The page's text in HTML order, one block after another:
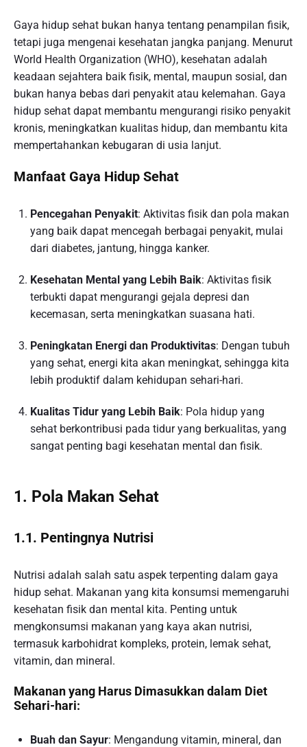
Gaya hidup sehat bukan hanya tentang penampilan fisik,
tetapi juga mengenai kesehatan jangka panjang. Menurut
World Health Organization (WHO), kesehatan adalah
keadaan sejahtera baik fisik, mental, maupun sosial, dan
bukan hanya bebas dari penyakit atau kelemahan. Gaya
hidup sehat dapat membantu mengurangi risiko penyakit
kronis, meningkatkan kualitas hidup, dan membantu kita
mempertahankan kebugaran di usia lanjut.
Manfaat Gaya Hidup Sehat
Pencegahan Penyakit: Aktivitas fisik dan pola makan
yang baik dapat mencegah berbagai penyakit, mulai
dari diabetes, jantung, hingga kanker.
Kesehatan Mental yang Lebih Baik: Aktivitas fisik
terbukti dapat mengurangi gejala depresi dan
kecemasan, serta meningkatkan suasana hati.
Peningkatan Energi dan Produktivitas: Dengan tubuh
yang sehat, energi kita akan meningkat, sehingga kita
lebih produktif dalam kehidupan sehari-hari.
Kualitas Tidur yang Lebih Baik: Pola hidup yang
sehat berkontribusi pada tidur yang berkualitas, yang
sangat penting bagi kesehatan mental dan fisik.
1. Pola Makan Sehat
1.1. Pentingnya Nutrisi
Nutrisi adalah salah satu aspek terpenting dalam gaya
hidup sehat. Makanan yang kita konsumsi memengaruhi
kesehatan fisik dan mental kita. Penting untuk
mengkonsumsi makanan yang kaya akan nutrisi,
termasuk karbohidrat kompleks, protein, lemak sehat,
vitamin, dan mineral.
Makanan yang Harus Dimasukkan dalam Diet
Sehari-hari:
Buah dan Sayur: Mengandung vitamin, mineral, dan